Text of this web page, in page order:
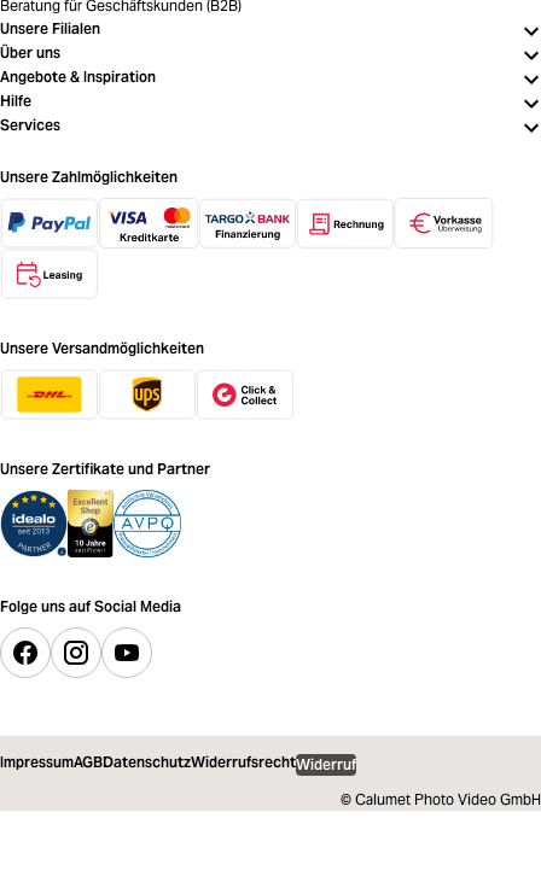
Beratung für Geschäftskunden (B2B)
Unsere Filialen
Über uns
Angebote & Inspiration
Hilfe
Services
Unsere Zahlmöglichkeiten
Unsere Versandmöglichkeiten
Unsere Zertifikate und Partner
Folge uns auf Social Media
ImpressumAGBDatenschutzWiderrufsrechtWiderruf
© Calumet Photo Video GmbH